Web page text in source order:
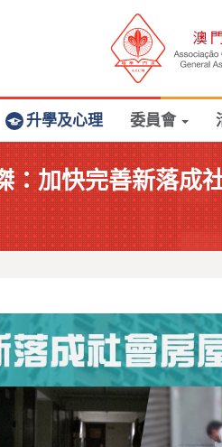
升學及心理 委員會
：加快完善新落成